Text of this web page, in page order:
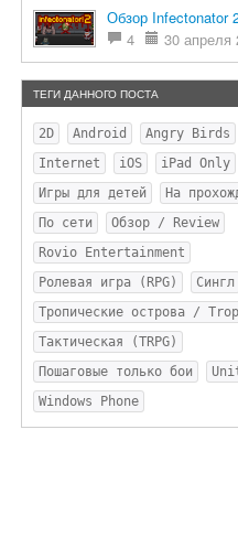
Обзор Infectonator
4
30 апреля
ТЕГИ ДАННОГО ПОСТА
2D Android Angry Birds
Internet
iOS
iPad Only
Игры для детей
На
По сети
Обзор / Review
Rovio Entertainment
Ролевая игра (RPG)
Сингл
Тропические острова /
Тактическая (TRPG)
Пошаговые только бои
Windows Phone